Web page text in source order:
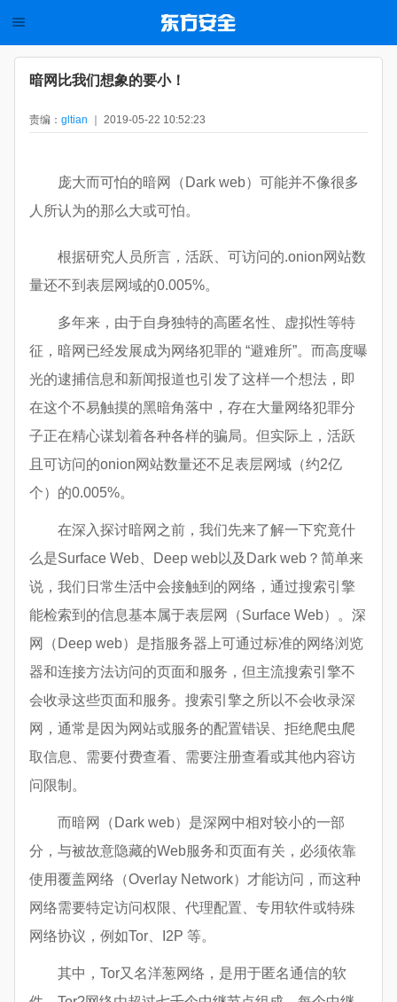
暗网比我们想象的要小！
责编： gltian ｜ 2019-05-22 10:52:23
庞大而可怕的暗网（Dark web）可能并不像很多
人所认为的那么大或可怕。
根据研究人员所言，活跃、可访问的.onion网站数
量还不到表层网域的0.005%。
多年来，由于自身独特的高匿名性、虚拟性等特
征，暗网已经发展成为网络犯罪的 “避难所”。而高度曝
光的逮捕信息和新闻报道也引发了这样一个想法，即
在这个不易触摸的黑暗角落中，存在大量网络犯罪分
子正在精心谋划着各种各样的骗局。但实际上，活跃
且可访问的onion网站数量还不足表层网域（约2亿
个）的0.005%。
在深入探讨暗网之前，我们先来了解一下究竟什
么是Surface Web、Deep web以及Dark web？简单来
说，我们日常生活中会接触到的网络，通过搜索引擎
能检索到的信息基本属于表层网（Surface Web）。深
网（Deep web）是指服务器上可通过标准的网络浏览
器和连接方法访问的页面和服务，但主流搜索引擎不
会收录这些页面和服务。搜索引擎之所以不会收录深
网，通常是因为网站或服务的配置错误、拒绝爬虫爬
取信息、需要付费查看、需要注册查看或其他内容访
问限制。
而暗网（Dark web）是深网中相对较小的一部
分，与被故意隐藏的Web服务和页面有关，必须依靠
使用覆盖网络（Overlay Network）才能访问，而这种
网络需要特定访问权限、代理配置、专用软件或特殊
网络协议，例如Tor、I2P 等。
其中，Tor又名洋葱网络，是用于匿名通信的软